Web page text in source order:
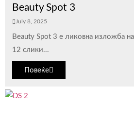
Beauty Spot 3
July 8, 2025
Beauty Spot 3 е ликовна изложба
12 слики...
Повеќе